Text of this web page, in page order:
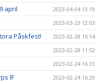
april 2023-04-04 13:19
2023-03-23 12:03
Påskfest! 2023-02-28 15:14
2023-02-28 11:52
2023-02-24 16:31
IF 2023-02-24 16:29